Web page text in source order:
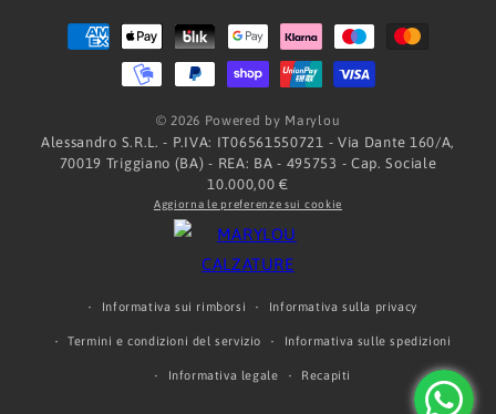
Metodi
di
pagamento
© 2026 Powered by Marylou
Alessandro S.R.L. - P.IVA: IT06561550721 - Via Dante 160/A,
70019 Triggiano (BA) - REA: BA - 495753 - Cap. Sociale
10.000,00 €
Aggiorna le preferenze sui cookie
Informativa sui rimborsi Informativa sulla privacy
Termini e condizioni del servizio Informativa sulle spedizioni
Informativa legale Recapiti